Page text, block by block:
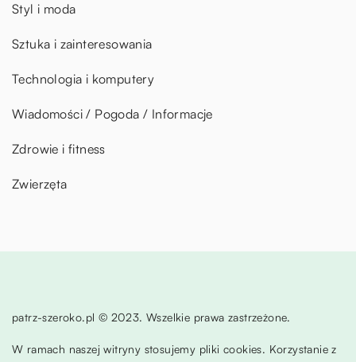
Styl i moda
Sztuka i zainteresowania
Technologia i komputery
Wiadomości / Pogoda / Informacje
Zdrowie i fitness
Zwierzęta
patrz-szeroko.pl © 2023. Wszelkie prawa zastrzeżone.
W ramach naszej witryny stosujemy pliki cookies. Korzystanie z